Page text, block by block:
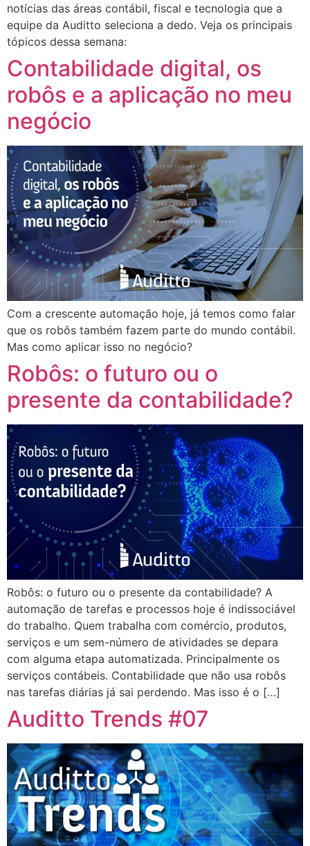
notícias das áreas contábil, fiscal e tecnologia que a
equipe da Auditto seleciona a dedo. Veja os principais
tópicos dessa semana:
Contabilidade digital, os
robôs e a aplicação no meu
negócio
Com a crescente automação hoje, já temos como falar
que os robôs também fazem parte do mundo contábil.
Mas como aplicar isso no negócio?
Robôs: o futuro ou o
presente da contabilidade?
Robôs: o futuro ou o presente da contabilidade? A
automação de tarefas e processos hoje é indissociável
do trabalho. Quem trabalha com comércio, produtos,
serviços e um sem-número de atividades se depara
com alguma etapa automatizada. Principalmente os
serviços contábeis. Contabilidade que não usa robôs
nas tarefas diárias já sai perdendo. Mas isso é o […]
Auditto Trends #07